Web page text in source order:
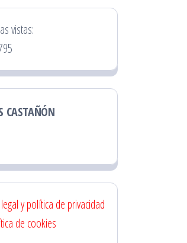
vistas:
CASTAÑÓN
y política de privacidad
de cookies